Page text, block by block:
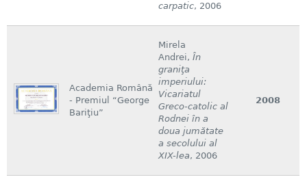
carpatic, 2006
Academia Română
- Premiul “George
Bariţiu”
Mirela
Andrei, În
graniţa
imperiului:
Vicariatul
Greco-catolic al
Rodnei în a
doua jumătate
a secolului al
XIX-lea, 2006
2008